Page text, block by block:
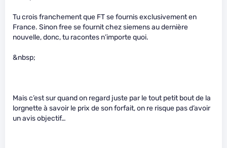
Tu crois franchement que FT se fournis exclusivement en
France. Sinon free se fournit chez siemens au dernière
nouvelle, donc, tu racontes n’importe quoi.
&nbsp;
Mais c’est sur quand on regard juste par le tout petit bout de la
lorgnette à savoir le prix de son forfait, on re risque pas d’avoir
un avis objectif…